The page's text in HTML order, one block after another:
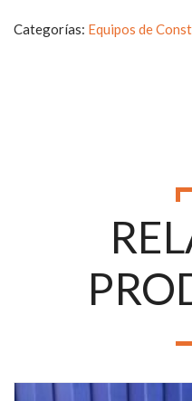
Categorías: Equipos de